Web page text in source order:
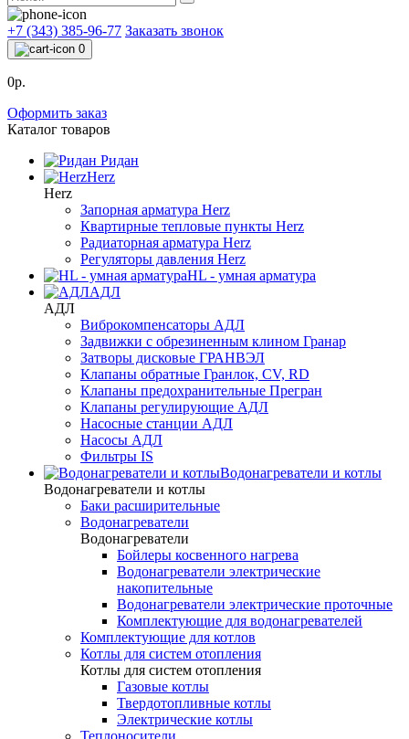
+7 (343) 385-96-77 Заказать звонок
0
0р.
Оформить заказ
Каталог товаров
Ридан
Herz
Herz
Запорная арматура Herz
Квартирные тепловые пункты Herz
Радиаторная арматура Herz
Регуляторы давления Herz
HL - умная арматура
АДЛ
АДЛ
Виброкомпенсаторы АДЛ
Задвижки с обрезиненным клином Гранар
Затворы дисковые ГРАНВЭЛ
Клапаны обратные Гранлок, CV, RD
Клапаны предохранительные Прегран
Клапаны регулирующие АДЛ
Насосные станции АДЛ
Насосы АДЛ
Фильтры IS
Водонагреватели и котлы
Водонагреватели и котлы
Баки расширительные
Водонагреватели
Водонагреватели
Бойлеры косвенного нагрева
Водонагреватели электрические
накопительные
Водонагреватели электрические проточные
Комплектующие для водонагревателей
Комплектующие для котлов
Котлы для систем отопления
Котлы для систем отопления
Газовые котлы
Твердотопливные котлы
Электрические котлы
Теплоносители